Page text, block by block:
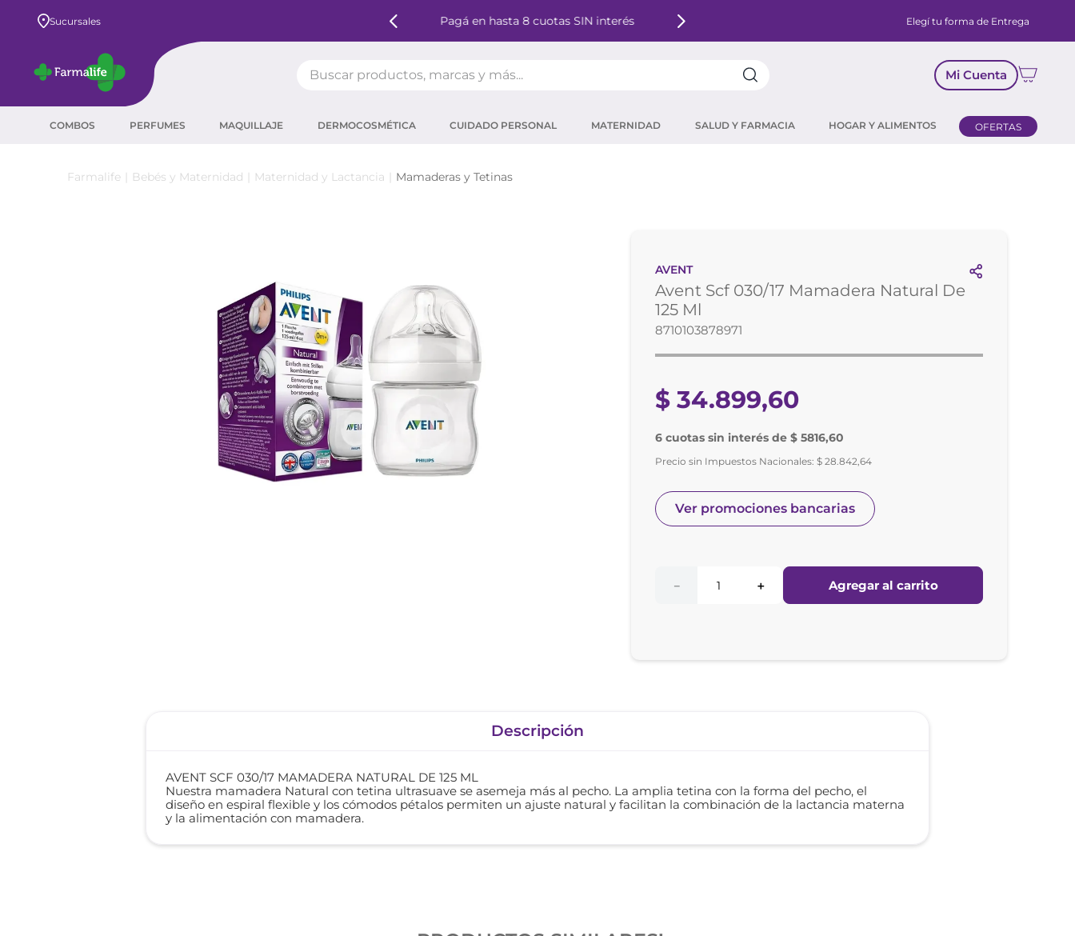
Sucursales Pagá en hasta 8 cuotas SIN interés Elegí tu forma de Entrega
Mi Cuenta
COMBOS PERFUMES MAQUILLAJE DERMOCOSMÉTICA CUIDADO PERSONAL MATERNIDAD SALUD Y FARMACIA HOGAR Y ALIMENTOS OFERTAS
Bebés y Maternidad Maternidad y Lactancia Mamaderas y Tetinas
AVENT
Avent Scf 030/17 Mamadera Natural De
125 Ml
8710103878971
$ 34.899,60
6 cuotas sin interés de $ 5816,60
Precio sin Impuestos Nacionales:$ 28.842,64
Ver promociones bancarias
＋
－ Agregar al carrito
Descripción
AVENT SCF 030/17 MAMADERA NATURAL DE 125 ML
Nuestra mamadera Natural con tetina ultrasuave se asemeja más al pecho. La amplia tetina con la forma del pecho, el
diseño en espiral flexible y los cómodos pétalos permiten un ajuste natural y facilitan la combinación de la lactancia materna
y la alimentación con mamadera.
corrector
mascara pestañas
retinol
tintura